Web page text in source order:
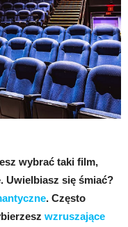
wybrać taki film,
Uwielbiasz się śmiać?
. Często
wzruszające